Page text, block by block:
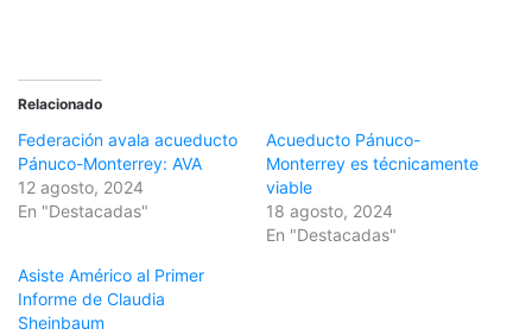
Relacionado
Federación avala acueducto
Pánuco-Monterrey: AVA
12 agosto, 2024
En "Destacadas"
Acueducto Pánuco-
Monterrey es técnicamente
viable
18 agosto, 2024
En "Destacadas"
Asiste Américo al Primer
Informe de Claudia
Sheinbaum